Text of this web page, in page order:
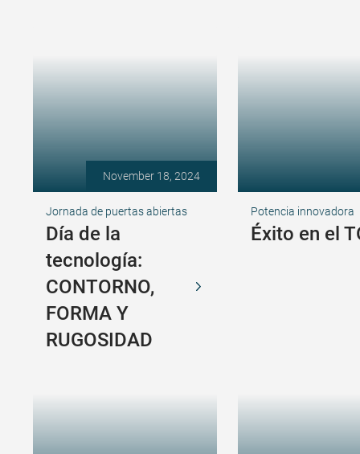
November 18, 2024
Jornada de puertas abiertas
Día de la
tecnología:
CONTORNO,
FORMA Y
RUGOSIDAD
Potencia innovadora
Éxito en el